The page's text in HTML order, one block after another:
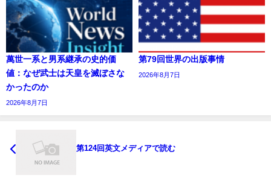
萬世一系と男系継承の史的価
値：なぜ武士は天皇を滅ぼさな
かったのか
2026年8月7日
第79回世界の出版事情
2026年8月7日
第124回英文メディアで読む